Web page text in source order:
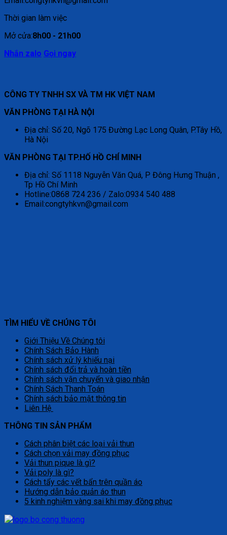
Thời gian làm việc
Mở cửa:8h00 - 21h00
Nhắn zalo Gọi ngay
CÔNG TY TNHH SX VÀ TM HK VIỆT NAM
VĂN PHÒNG TẠI HÀ NỘI
Địa chỉ: Số 20, Ngõ 175 Đường Lạc Long Quân, P.Tây Hồ,
Hà Nội
VĂN PHÒNG TẠI TP.HỐ HỒ CHÍ MINH
Địa chỉ: Số 1118 Nguyễn Văn Quá, P Đông Hưng Thuận ,
Tp Hồ Chí Minh
Hotline:0868 724 236 / Zalo:0934 540 488
Email:congtyhkvn@gmail.com
TÌM HIỂU VỀ CHÚNG TÔI
Giới Thiệu Về Chúng tôi
Chính Sách Bảo Hành
Chính sách xử lý khiếu nại
Chính sách đổi trả và hoàn tiền
Chính sách vận chuyển và giao nhận
Chính Sách Thanh Toán
Chính sách bảo mật thông tin
Liên Hệ
THÔNG TIN SẢN PHẨM
Cách phân biệt các loại vải thun
Cách chọn vải may đồng phục
Vải thun pique là gì?
Vải poly là gì?
Cách tẩy các vết bẩn trên quần áo
Hướng dẫn bảo quản áo thun
5 kinh nghiệm vàng sai khi may đồng phục